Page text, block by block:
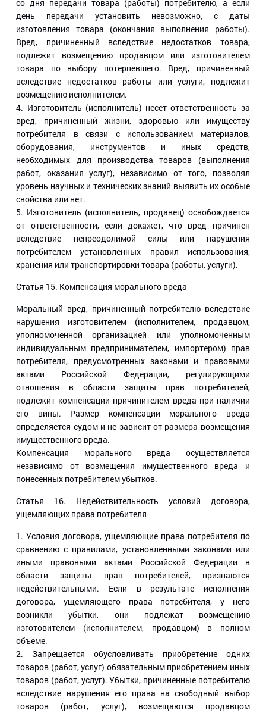
со дня передачи товара (работы) потребителю, а если
день передачи установить невозможно, с даты
изготовления товара (окончания выполнения работы).
Вред, причиненный вследствие недостатков товара,
подлежит возмещению продавцом или изготовителем
товара по выбору потерпевшего. Вред, причиненный
вследствие недостатков работы или услуги, подлежит
возмещению исполнителем.
4. Изготовитель (исполнитель) несет ответственность за
вред, причиненный жизни, здоровью или имуществу
потребителя в связи с использованием материалов,
оборудования, инструментов и иных средств,
необходимых для производства товаров (выполнения
работ, оказания услуг), независимо от того, позволял
уровень научных и технических знаний выявить их особые
свойства или нет.
5. Изготовитель (исполнитель, продавец) освобождается
от ответственности, если докажет, что вред причинен
вследствие непреодолимой силы или нарушения
потребителем установленных правил использования,
хранения или транспортировки товара (работы, услуги).
Статья 15. Компенсация морального вреда
Моральный вред, причиненный потребителю вследствие
нарушения изготовителем (исполнителем, продавцом,
уполномоченной организацией или уполномоченным
индивидуальным предпринимателем, импортером) прав
потребителя, предусмотренных законами и правовыми
актами Российской Федерации, регулирующими
отношения в области защиты прав потребителей,
подлежит компенсации причинителем вреда при наличии
его вины. Размер компенсации морального вреда
определяется судом и не зависит от размера возмещения
имущественного вреда.
Компенсация морального вреда осуществляется
независимо от возмещения имущественного вреда и
понесенных потребителем убытков.
Статья 16. Недействительность условий договора,
ущемляющих права потребителя
1. Условия договора, ущемляющие права потребителя по
сравнению с правилами, установленными законами или
иными правовыми актами Российской Федерации в
области защиты прав потребителей, признаются
недействительными. Если в результате исполнения
договора, ущемляющего права потребителя, у него
возникли убытки, они подлежат возмещению
изготовителем (исполнителем, продавцом) в полном
объеме.
2. Запрещается обусловливать приобретение одних
товаров (работ, услуг) обязательным приобретением иных
товаров (работ, услуг). Убытки, причиненные потребителю
вследствие нарушения его права на свободный выбор
товаров (работ, услуг), возмещаются продавцом